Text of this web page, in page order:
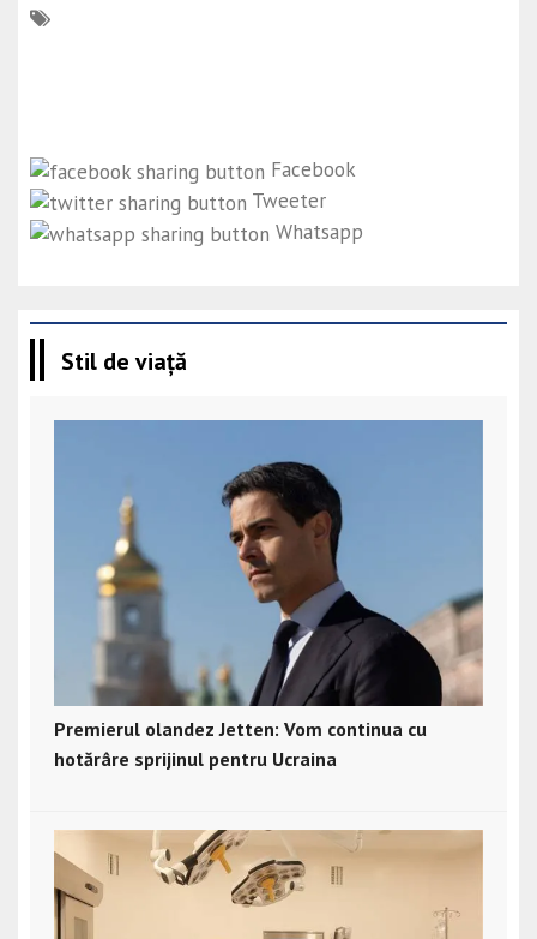
Facebook
Tweeter
Whatsapp
Stil de viață
Premierul olandez Jetten: Vom continua cu
hotărâre sprijinul pentru Ucraina